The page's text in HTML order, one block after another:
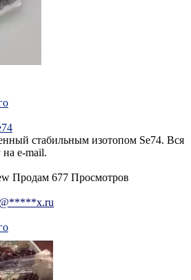
стабильным изотопом Se74. Вся
e-mail.
Продам 677 Просмотров